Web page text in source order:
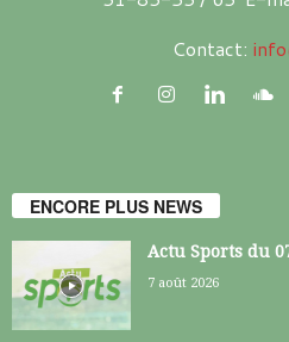
Contact:
ENCORE PLUS NEWS
Actu Sports du
7 août 2026